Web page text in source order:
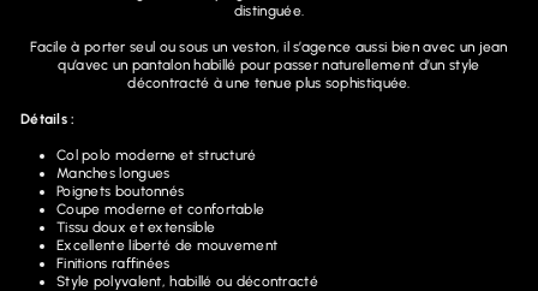
distinguée.
Facile à porter seul ou sous un veston, il s’agence aussi bien avec un jean
qu’avec un pantalon habillé pour passer naturellement d’un style
décontracté à une tenue plus sophistiquée.
Détails :
Col polo moderne et structuré
Manches longues
Poignets boutonnés
Coupe moderne et confortable
Tissu doux et extensible
Excellente liberté de mouvement
Finitions raffinées
Style polyvalent, habillé ou décontracté